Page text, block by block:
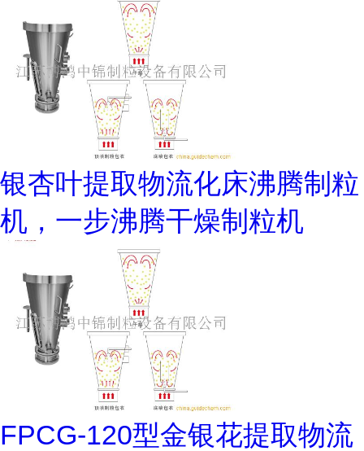
银杏叶提取物流化床沸腾制粒
机，一步沸腾干燥制粒机
FPCG-120型金银花提取物流